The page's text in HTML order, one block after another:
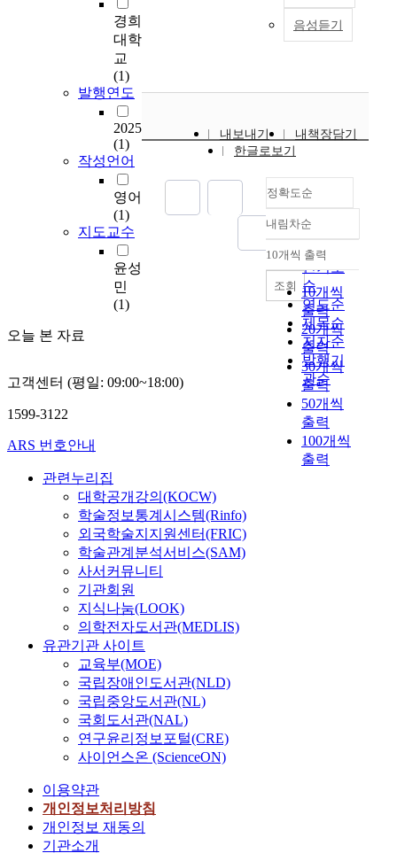
경희
대학
교
(1)
발행연도
2025
(1)
작성언어
영어
(1)
지도교수
윤성
민
(1)
오늘 본 자료
음성듣기
k
p
내보내기
내책장담기
한글로보기
정확도순
정확도
순
인기도
순
연도순
제목순
저자순
발행기
관순
내림차순
내림차순
10개씩 출력
10개씩
출력
20개씩
출력
30개씩
출력
50개씩
출력
100개씩
출력
조회
고객센터 (평일: 09:00~18:00)
1599-3122
ARS 번호안내
관련누리집
대학공개강의(KOCW)
학술정보통계시스템(Rinfo)
외국학술지지원센터(FRIC)
학술관계분석서비스(SAM)
사서커뮤니티
기관회원
지식나눔(LOOK)
의학전자도서관(MEDLIS)
유관기관 사이트
교육부(MOE)
국립장애인도서관(NLD)
국립중앙도서관(NL)
국회도서관(NAL)
연구윤리정보포털(CRE)
사이언스온 (ScienceON)
이용약관
개인정보처리방침
개인정보 재동의
기관소개